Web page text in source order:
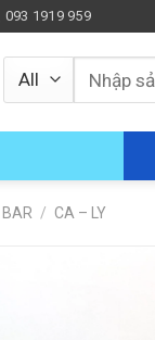
093 1919 959
Tìm
kiếm:
BAR / CA – LY